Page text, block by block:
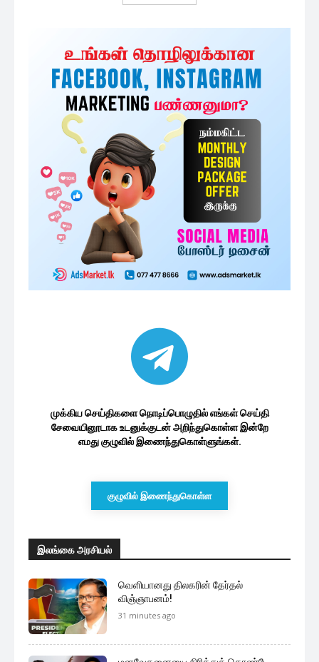
முக்கிய செய்திகளை நொடிப்பொழுதில் எங்கள் செய்தி
சேவையினூடாக உடனுக்குடன் அறிந்துகொள்ள இன்றே
எமது குழுவில் இணைந்துகொள்ளுங்கள்.
குழுவில் இணைந்துகொள்ள
இலங்கை அரசியல்
வெளியானது திலகரின் தேர்தல்
விஞ்ஞாபனம்!
31 minutes ago